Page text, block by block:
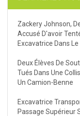
Zackery Johnson,
Accusé D'avoir
Excavatrice Dans Le
Deux Élèves De
Tués Dans Une
Un Camion-Benne
Excavatrice
Passage Supérieur